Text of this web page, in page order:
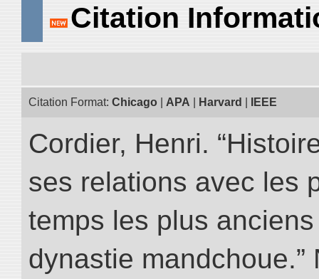
Citation
Citation Format: Chicago APA Harvard IEEE
Cordier, Henri.
ses relations avec les
temps les plus
dynastie mandchoue.”